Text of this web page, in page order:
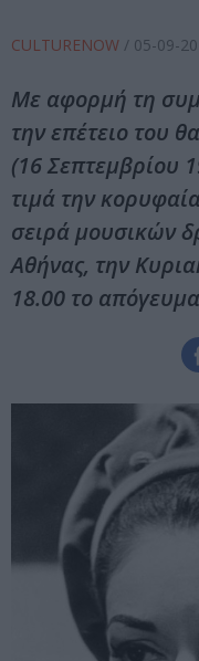
CULTURENOW / 05-09-
Με αφορμή τη
την επέτειο του
(16 Σεπτεμβρίου
τιμά την
σειρά μουσικών
Αθήνας, την
18.00 το